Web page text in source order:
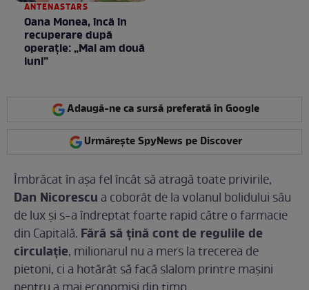
ANTENASTARS
Oana Monea, încă în
recuperare după
operație: „Mai am două
luni”
Adaugă-ne ca sursă preferată în Google
Urmărește SpyNews pe Discover
Îmbrăcat în așa fel încât să atragă toate privirile,
Dan Nicorescua coborât de la volanul bolidului său
de lux și s-a îndreptat foarte rapid către o farmacie
din Capitală. Fără să țină cont de regulile de
circulație, milionarul nu a mers la trecerea de
pietoni, ci a hotărât să facă slalom printre mașini